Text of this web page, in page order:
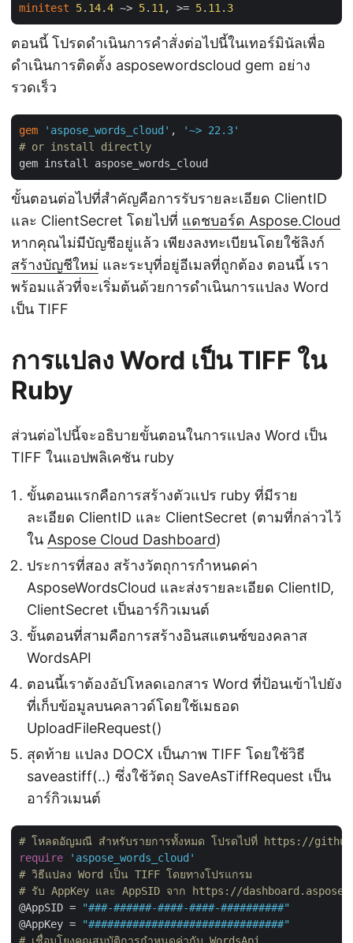
minitest 5. 14.4 ~> 5. 11 , >= 5. 11 . 3
ตอนนี้ โปรดดำเนินการคำสั่งต่อไปนี้ในเทอร์มินัลเพื่อ
ดำเนินการติดตั้ง asposewordscloud gem อย่าง
รวดเร็ว
gem 'aspose_words_cloud' ,
'~> 22.3'
# or install directly
ขั้นตอนต่อไปที่สำคัญคือการรับรายละเอียด ClientID
และ ClientSecret โดยไปที่ แดชบอร์ด Aspose.Cloud
หากคุณไม่มีบัญชีอยู่แล้ว เพียงลงทะเบียนโดยใช้ลิงก์
สร้างบัญชีใหม่ และระบุที่อยู่อีเมลที่ถูกต้อง ตอนนี้ เรา
พร้อมแล้วที่จะเริ่มต้นด้วยการดำเนินการแปลง Word
เป็น TIFF
การแปลง Word เป็น TIFF ใน
Ruby
ส่วนต่อไปนี้จะอธิบายขั้นตอนในการแปลง Word เป็น
TIFF ในแอปพลิเคชัน ruby
ขั้นตอนแรกคือการสร้างตัวแปร ruby ที่มีราย
ละเอียด ClientID และ ClientSecret (ตามที่กล่าวไว้
ใน Aspose Cloud Dashboard)
ประการที่สอง สร้างวัตถุการกำหนดค่า
AsposeWordsCloud และส่งรายละเอียด ClientID,
ClientSecret เป็นอาร์กิวเมนต์
ขั้นตอนที่สามคือการสร้างอินสแตนซ์ของคลาส
WordsAPI
ตอนนี้เราต้องอัปโหลดเอกสาร Word ที่ป้อนเข้าไปยัง
ที่เก็บข้อมูลบนคลาวด์โดยใช้เมธอด
UploadFileRequest()
สุดท้าย แปลง DOCX เป็นภาพ TIFF โดยใช้วิธี
saveastiff(..) ซึ่งใช้วัตถุ SaveAsTiffRequest เป็น
อาร์กิวเมนต์
# โหลดอัญมณี สำหรับรายการทั้งหมด โปรดไปที่ https://
require
'aspose_words_cloud'
# วิธีแปลง Word เป็น TIFF โดยทางโปรแกรม
# รับ AppKey และ AppSID จาก https://
@AppSID =
"###-######-####-####-##########"
@AppKey =
"###############################"